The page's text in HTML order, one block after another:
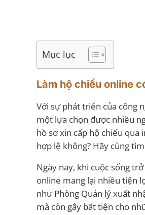
Mục lục
Làm hộ chiếu online
Với sự phát triển của công
một lựa chọn được nhiều
hồ sơ xin cấp hộ chiếu qua
hợp lệ không? Hãy cùng
Ngày nay, khi cuộc sống
online mang lại nhiều tiện
như Phòng Quản lý xuất
mà còn gây bất tiện cho